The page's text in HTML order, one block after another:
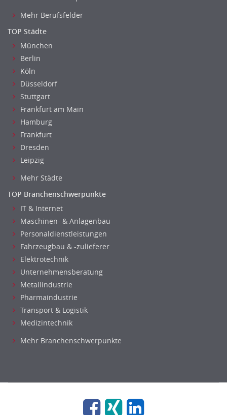
Mehr Berufsfelder
TOP Städte
München
Berlin
Köln
Düsseldorf
Stuttgart
Frankfurt am Main
Hamburg
Frankfurt
Dresden
Leipzig
Mehr Städte
TOP Branchenschwerpunkte
IT & Internet
Maschinen- & Anlagenbau
Personaldienstleistungen
Fahrzeugbau & -zulieferer
Elektrotechnik
Unternehmensberatung
Metallindustrie
Pharmaindustrie
Transport & Logistik
Medizintechnik
Mehr Branchenschwerpunkte